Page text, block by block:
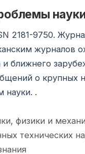
2181-9750.
ближнего
о
науки. .
физики и
технических